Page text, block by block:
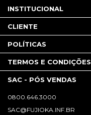
INSTITUCIONAL
CLIENTE
POLÍTICAS
TERMOS E CONDIÇÕES
SAC - PÓS VENDAS
0800.646.3000
SAC@FUJIOKA.INF.BR